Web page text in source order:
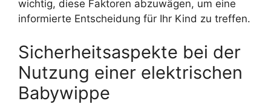
wichtig, diese Faktoren abzuwägen, um eine
informierte Entscheidung für Ihr Kind zu treffen.
Sicherheitsaspekte bei der
Nutzung einer elektrischen
Babywippe